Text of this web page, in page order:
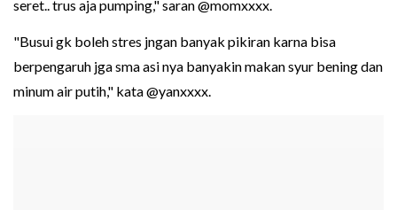
seret.. trus aja pumping," saran @momxxxx.
"Busui gk boleh stres jngan banyak pikiran karna bisa
berpengaruh jga sma asi nya banyakin makan syur bening dan
minum air putih," kata @yanxxxx.